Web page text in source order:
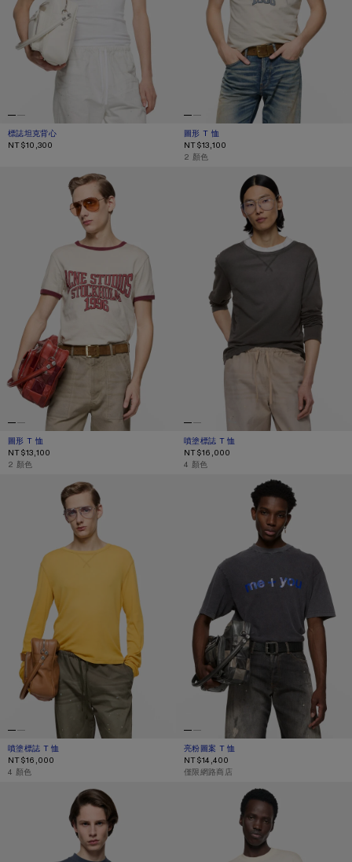
標誌坦克背心
目前顏色： 白色
價格：NT$10,300。
NT$10,300
圖形 T 恤
目前顏色： 灰白色/灰藍色
價格：NT$13,100。
NT$13,100
,2 顏色
圖形 T 恤
目前顏色： 灰白色/酒紅色
價格：NT$13,100。
NT$13,100
,2 顏色
噴塗標誌 T 恤
目前顏色： 洗舊黑
價格：NT$16,000。
NT$16,000
,4 顏色
噴塗標誌 T 恤
目前顏色： 芥末黃
價格：NT$16,000。
NT$16,000
,4 顏色
亮粉圖案 T 恤
目前顏色： 洗舊黑
價格：NT$14,400。
NT$14,400
,僅限網路商店